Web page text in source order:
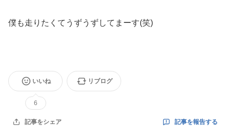
僕も走りたくてうずうずしてまーす(笑)
いいね
6
リブログ
記事をシェア 記事を報告する